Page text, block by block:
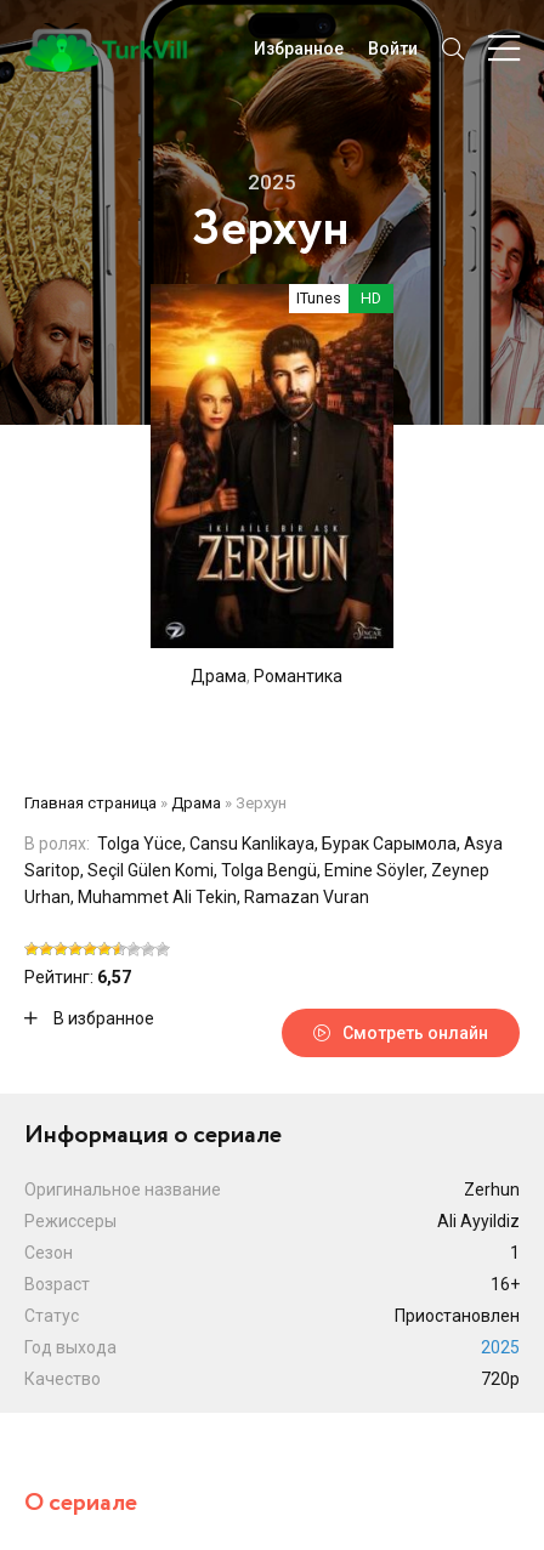
Избранное Войти
Зерхун
ITunes HD
2025
Драма, Романтика
Главная страница » Драма » Зерхун
В ролях: Tolga Yüce, Cansu Kanlikaya, Бурак Сарымола, Asya
Saritop, Seçil Gülen Komi, Tolga Bengü, Emine Söyler, Zeynep
Urhan, Muhammet Ali Tekin, Ramazan Vuran
Рейтинг: 6,57
В избранное
Смотреть онлайн
Информация о сериале
Оригинальное название
Zerhun
Режиссеры
Ali Ayyildiz
Сезон
1
Возраст
16+
Статус
Приостановлен
Год выхода
2025
Качество
720p
О сериале